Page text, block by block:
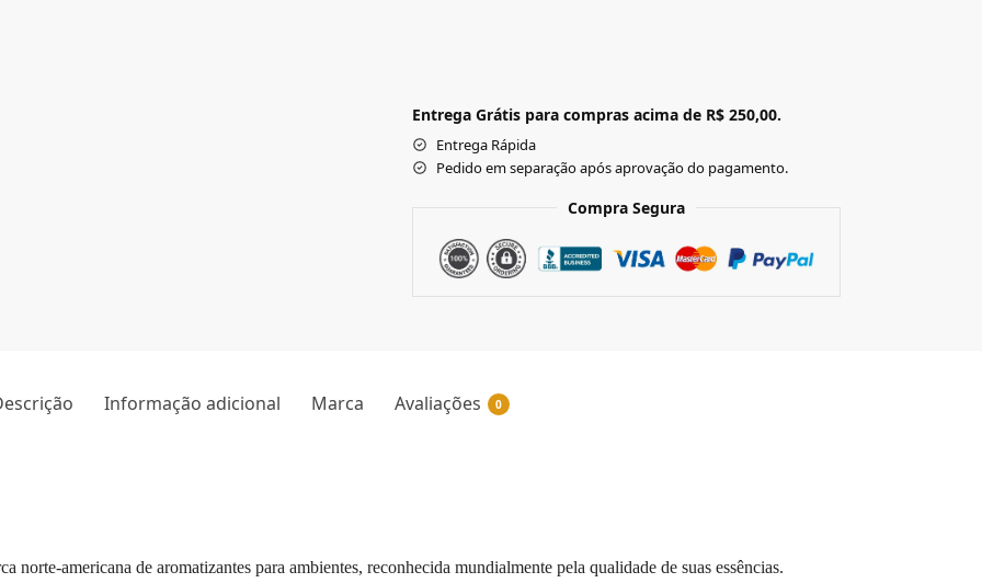
Entrega Grátis para compras acima de R$ 250,00.
Entrega Rápida
Pedido em separação após aprovação do pagamento.
Compra Segura
Informação adicional Marca Avaliações 0
norte-americana de aromatizantes para ambientes, reconhecida mundialmente pela qualidade de suas essências.